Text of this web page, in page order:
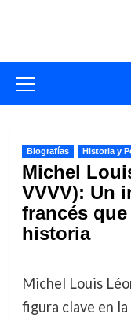
primario
Biografías Historia y
Michel
VVVV): Un
francés
historia
Michel Louis
figura clave en